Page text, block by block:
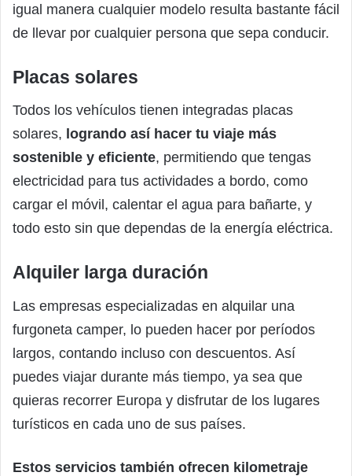
igual manera cualquier modelo resulta bastante fácil
de llevar por cualquier persona que sepa conducir.
Placas solares
Todos los vehículos tienen integradas placas
solares, logrando así hacer tu viaje más
sostenible y eficiente, permitiendo que tengas
electricidad para tus actividades a bordo, como
cargar el móvil, calentar el agua para bañarte, y
todo esto sin que dependas de la energía eléctrica.
Alquiler larga duración
Las empresas especializadas en alquilar una
furgoneta camper, lo pueden hacer por períodos
largos, contando incluso con descuentos. Así
puedes viajar durante más tiempo, ya sea que
quieras recorrer Europa y disfrutar de los lugares
turísticos en cada uno de sus países.
Estos servicios también ofrecen kilometraje